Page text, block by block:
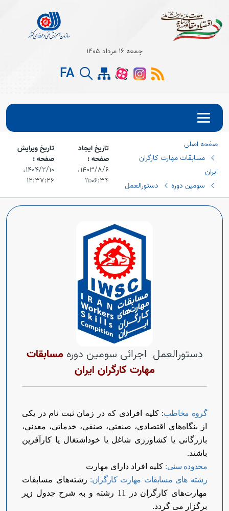
Open
Open
Open
Open
Open
جمعه 16 مرداد 1405
FA
صفحه اصلی
مسابقات مهارت کارگران
ایران
سومین دوره
دستورالعمل
تاریخ ایجاد
صفحه :
۱۴۰۳/۸/۶،‏
۱۱:۰۶:۳۴
تاریخ ویرایش
صفحه :
۱۴۰۴/۲/۱۰،‏
۱۲:۳۷:۲۶
دستورالعمل اجرائی سومین دورهمسابقات
مهارت کارگران ایران
گروه مخاطب: کلیه افرادی که در زمان ثبت نام در یکی
از بنگاه‌های اقتصادی، صنعتی، صنفی، خدماتی، معدنی،
بازرگانی یا کشاورزی شاغل یا خوداشتغال یا کارآفرین
باشند.
محدوده سنی: کلیه افراد دارای مهارت
رشته های مسابقات مهارت کارگران: رشته‌های مسابقات
مهارت‌های کارگران در 11 رشته و به شرح جدول زیر
برگزار می گردد.